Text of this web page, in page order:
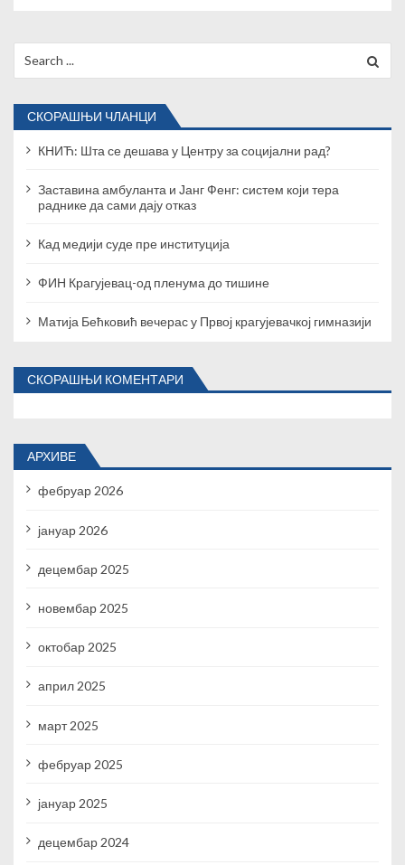
ч
л
а
н
к
for:
СКОРАШЊИ ЧЛАНЦИ
КНИЋ: Шта се дешава у Центру за социјални рад?
Заставина амбуланта и Јанг Фенг: систем који тера
раднике да сами дају отказ
Кад медији суде пре институција
ФИН Крагујевац-од пленума до тишине
Матија Бећковић вечерас у Првој крагујевачкој гимназији
СКОРАШЊИ КОМЕНТАРИ
АРХИВЕ
фебруар 2026
јануар 2026
децембар 2025
новембар 2025
октобар 2025
април 2025
март 2025
фебруар 2025
јануар 2025
децембар 2024